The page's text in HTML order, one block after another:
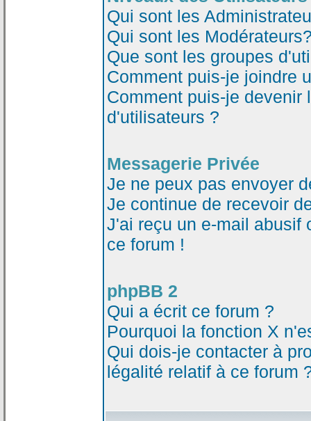
Qui sont les
Qui sont les
Que sont les groupes
Comment puis-je joindre
Comment puis-je devenir
d'utilisateurs ?
Messagerie Privée
Je ne peux pas envoyer
Je continue de recevoir
J'ai reçu un e-mail abusif
ce forum !
phpBB 2
Qui a écrit ce forum ?
Pourquoi la fonction X
Qui dois-je contacter à
légalité relatif à ce forum